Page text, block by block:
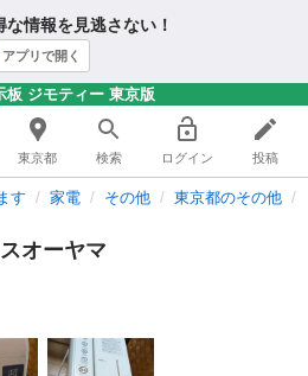
情報を見逃さない！
アプリで開く
板 ジモティー 東京版
東京都 検索 ログイン 投稿
す 家電 その他 東京都のその他
オーヤマ